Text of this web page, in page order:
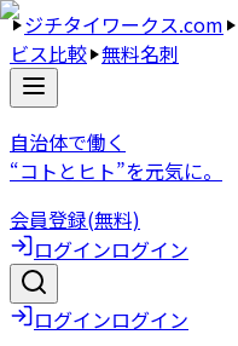
ジチタイワークス.com
ビス比較 無料名刺
自治体で働く
“コトとヒト”を元気に。
会員登録(無料)
ログインログイン
ログインログイン